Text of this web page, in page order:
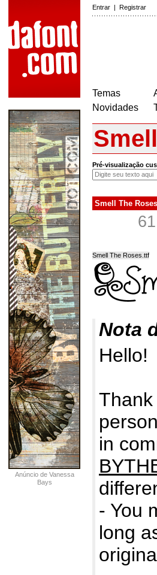
Entrar | Registrar
Temas
Novidades
Anúncio de Vanessa
Bays
Pré-visualização
Smell The Roses
Smell The Roses.ttf
Nota
Hello!
in
- You
long